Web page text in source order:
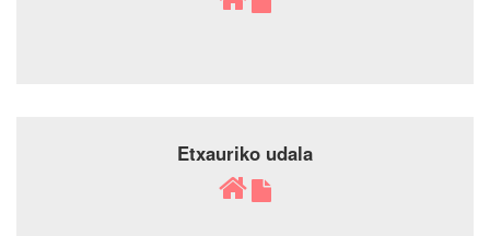
Etxauriko udala